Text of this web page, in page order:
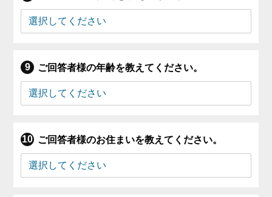
ご回答者様の年齢を教えてください。
ご回答者様のお住まいを教えてください。